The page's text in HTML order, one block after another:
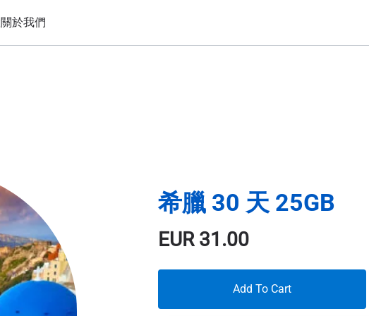
關於我們
希臘 30 天 25GB
EUR31.00
Add To Cart